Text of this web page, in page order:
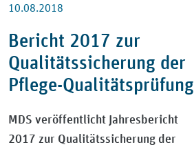
10.08.2018
Bericht 2017 zur
Qualitätssicherung der
Pflege-Qualitätsprüfung
MDS veröffentlicht Jahresbericht
2017 zur Qualitätssicherung der